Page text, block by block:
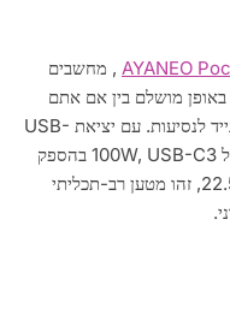
AYANEO , מחשבים
באופן מושלם בין אם אתם
זקוקים לרכזת שולחנית נייחת או לבן לוויה נייד לנסיעות. עם יציאת USB-
C1 המספקת 140W, USB-C2 בהספק של 100W, USB-C3 בהספק
של 40W ויציאת USB-A בהספק של 22.5W, זהו מטען רב-תכליתי